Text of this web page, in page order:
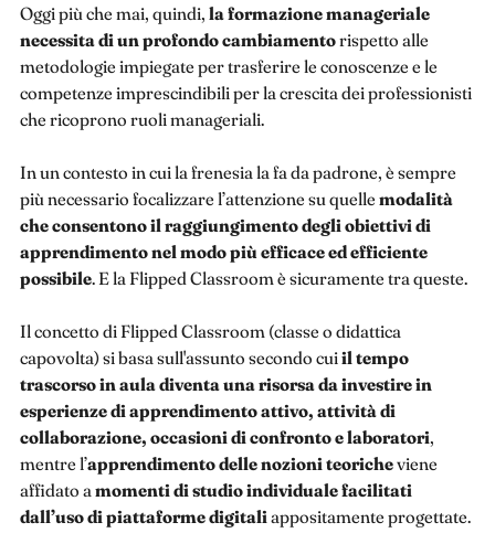
Oggi più che mai, quindi, la formazione manageriale
necessita di un profondo cambiamentorispetto alle
metodologie impiegate per trasferire le conoscenze e le
competenze imprescindibili per la crescita dei professionisti
che ricoprono ruoli manageriali.
In un contesto in cui la frenesia la fa da padrone, è sempre
più necessario focalizzare l’attenzione su quelle modalità
che consentono il raggiungimento degli obiettivi di
apprendimento nel modo più efficace ed efficiente
possibile. E la Flipped Classroom è sicuramente tra queste.
Il concetto di Flipped Classroom (classe o didattica
capovolta) si basa sull'assunto secondo cuiil tempo
trascorso in aula diventa una risorsa da investire in
esperienze di apprendimento attivo, attività di
collaborazione, occasioni di confronto e laboratori,
mentre l’apprendimento delle nozioni teoricheviene
affidato a momenti di studio individualefacilitati
dall’uso di piattaforme digitali appositamente progettate.